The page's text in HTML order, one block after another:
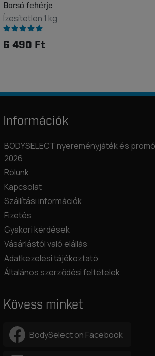
Borsó fehérje
Ízesítetlen 1 kg
6 490 Ft
Információk
BODYSELECT nyereményjáték és
2026
Rólunk
Kapcsolat
Szállítási információk
Fizetés
Gyakori kérdések
Vásárlástól való elállás
Adatkezelési tájékoztató
Általános szerződési feltételek
Kövess minket
BodySelect on Facebook